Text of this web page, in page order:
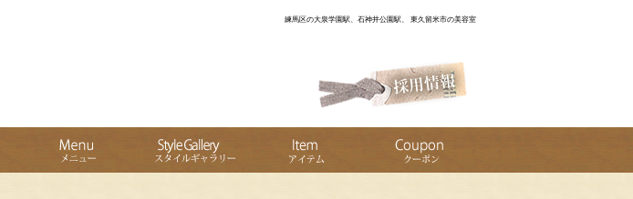
練馬区の大泉学園駅、石神井公園駅、 東久留米市の美容室